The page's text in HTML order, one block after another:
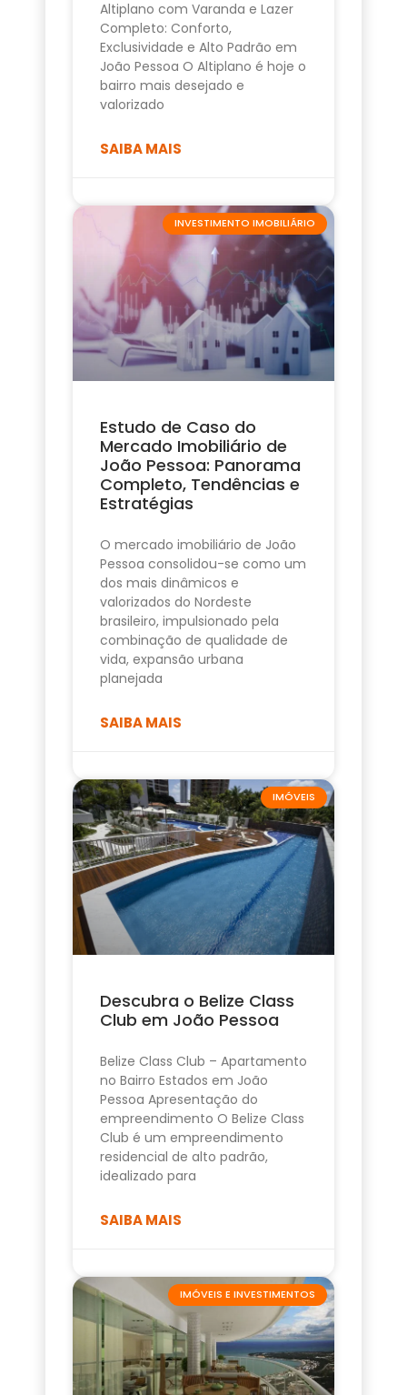
Altiplano com Varanda e Lazer
Completo: Conforto,
Exclusividade e Alto Padrão em
João Pessoa O Altiplano é hoje o
bairro mais desejado e
valorizado
SAIBA MAIS
INVESTIMENTO IMOBILIÁRIO
Estudo de Caso do
Mercado Imobiliário de
João Pessoa: Panorama
Completo, Tendências e
Estratégias
O mercado imobiliário de João
Pessoa consolidou-se como um
dos mais dinâmicos e
valorizados do Nordeste
brasileiro, impulsionado pela
combinação de qualidade de
vida, expansão urbana
planejada
SAIBA MAIS
IMÓVEIS
Descubra o Belize Class
Club em João Pessoa
Belize Class Club – Apartamento
no Bairro Estados em João
Pessoa Apresentação do
empreendimento O Belize Class
Club é um empreendimento
residencial de alto padrão,
idealizado para
SAIBA MAIS
IMÓVEIS E INVESTIMENTOS